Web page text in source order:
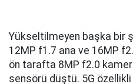
Yükseltilmeyen başka bir
12MP f1.7 ana ve 16MP
ön tarafta 8MP f2.0
sensörü düştü. 5G